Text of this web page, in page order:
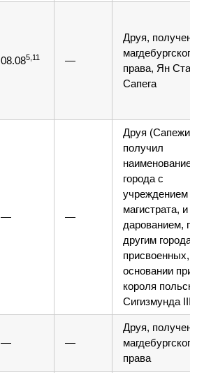
08.085,11 —
Друя, получение
магдебургского
права, Ян
Сапега
— —
Друя (Сапежин),
получил
наименование
города с
учреждением
магистрата, и
дарованием, прав
другим городам
присвоенных, на
основании
короля польского
Сигизмунда III
— —
Друя, получение
магдебургского
права